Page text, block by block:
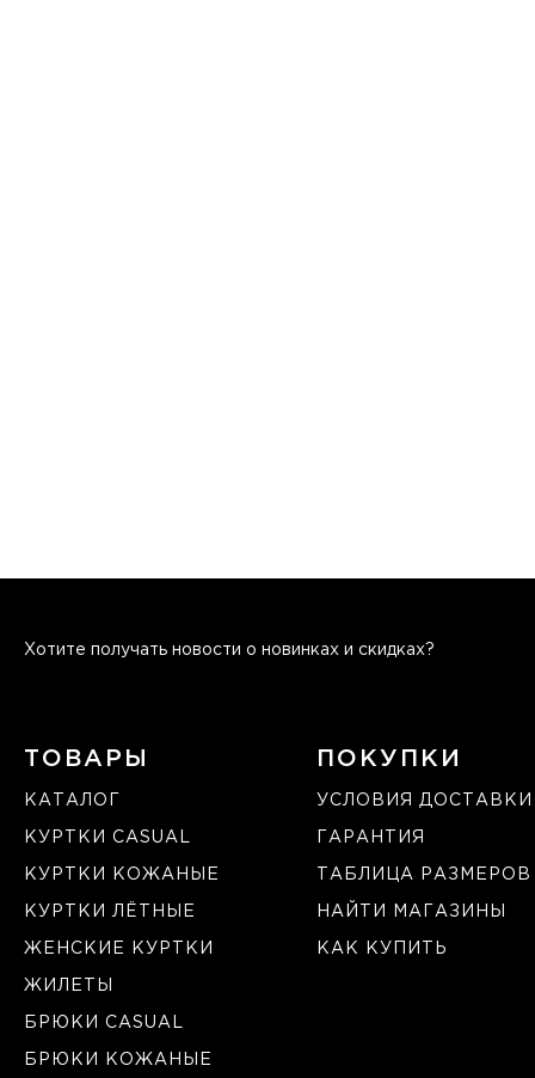
Хотите получать новости о новинках и скидках?
ТОВАРЫ
КАТАЛОГ
КУРТКИ CASUAL
КУРТКИ КОЖАНЫЕ
КУРТКИ ЛЁТНЫЕ
ЖЕНСКИЕ КУРТКИ
ЖИЛЕТЫ
БРЮКИ CASUAL
БРЮКИ КОЖАНЫЕ
ПОКУПКИ
УСЛОВИЯ ДОСТАВКИ
ГАРАНТИЯ
ТАБЛИЦА РАЗМЕРОВ
НАЙТИ МАГАЗИНЫ
КАК КУПИТЬ